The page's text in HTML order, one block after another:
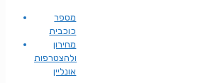
מספר
כוכבית
מחירון
ולהצטרפות
אונליין